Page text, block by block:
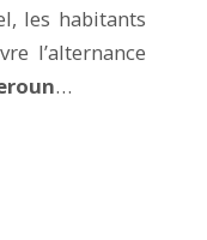
les habitants
l’alternance
…